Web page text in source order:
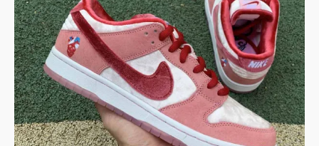
Low
Pro
"Valentines
Day"
Sneakers